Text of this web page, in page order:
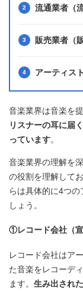
流通業者（流
販売業者（
アーティスト
音楽業界は音楽を
リスナーの耳に届
っています。
音楽業界の理解を
の役割を理解して
らは具体的に4つ
しょう。
①レコード会社（宣
レコード会社はア
た音楽をレコーデ
ます。 生み出され